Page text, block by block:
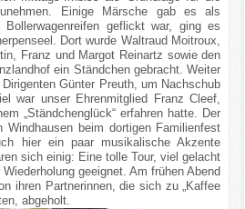
Einige Märsche gab es als
Bollerwagenreifen geflickt war, ging es
Dort wurde Waltraud Moitroux,
Franz und Margot Reinartz sowie den
ein Ständchen gebracht. Weiter
Günter Preuth, um Nachschub
war unser Ehrenmitglied Franz Cleef,
„Ständchenglück“ erfahren hatte. Der
beim dortigen Familienfest
hier ein paar musikalische Akzente
sich einig: Eine tolle Tour, viel gelacht
geeignet. Am frühen Abend
ihren Partnerinnen, die sich zu „Kaffee
abgeholt.